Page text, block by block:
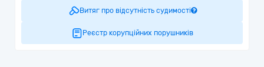
Витяг про відсутність судимості
Реєстр корупційних порушників